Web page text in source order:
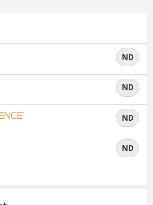
ND
ND
ND
ND